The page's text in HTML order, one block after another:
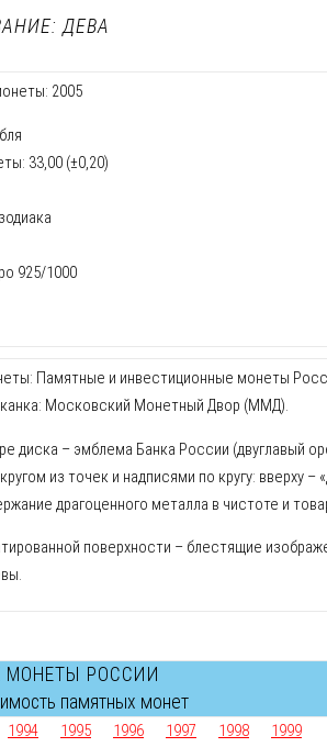
ДЕВА
2005
33,00 (±0,20)
925/1000
Памятные и инвестиционные монеты
Московский Монетный Двор (ММД).
диска – эмблема Банка России (двуглавый
из точек и надписями по кругу: вверху
драгоценного металла в чистоте и
поверхности – блестящие
МОНЕТЫ РОССИИ
памятных монет
1994 1995 1996 1997 1998 1999